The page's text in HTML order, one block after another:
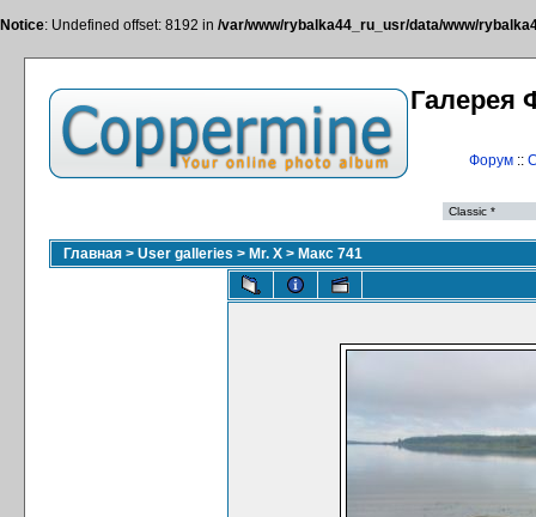
Notice: Undefined offset: 8192 in /var/www/rybalka44_ru_usr/data/www/
Галерея
Форум::
Главная > User galleries > Mr. X > Макс 741